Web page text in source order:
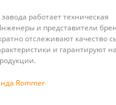
работает техническая
и представители
отслеживают качество
и гарантируют
Rommer